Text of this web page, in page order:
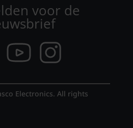
voor de
Electronics. All rights